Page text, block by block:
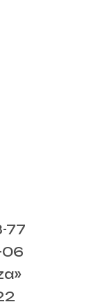
77
06